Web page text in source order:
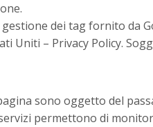
dei tag fornito da
Uniti – Privacy Policy.
sono oggetto del
permettono di